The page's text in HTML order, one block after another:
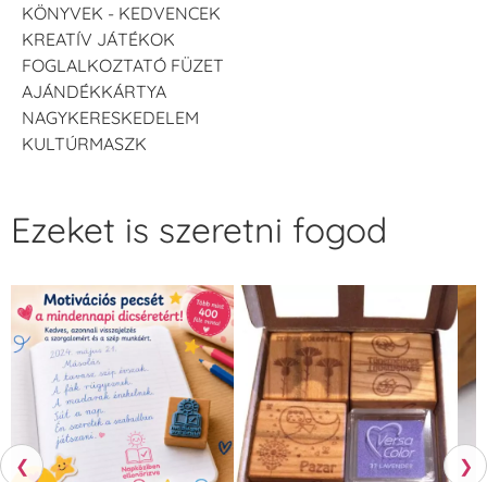
KÖNYVEK - KEDVENCEK
KREATÍV JÁTÉKOK
FOGLALKOZTATÓ FÜZET
AJÁNDÉKKÁRTYA
NAGYKERESKEDELEM
KULTÚRMASZK
❮
Ezeket is szeretni fogod
❯